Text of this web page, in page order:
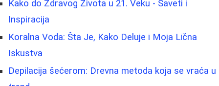
Kako do Zdravog Života u 21. Veku - Saveti i
Inspiracija
Koralna Voda: Šta Je, Kako Deluje i Moja Lična
Iskustva
Depilacija šećerom: Drevna metoda koja se vraća u